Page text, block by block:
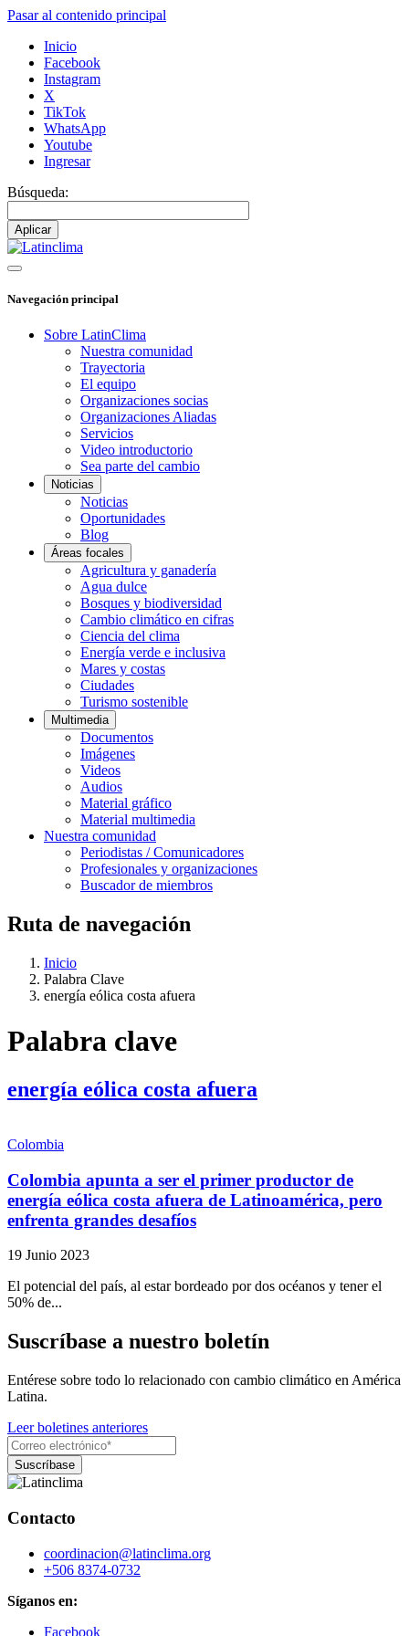
Pasar al contenido principal
Inicio
Facebook
Instagram
X
TikTok
WhatsApp
Youtube
Ingresar
Búsqueda:
Navegación principal
Sobre LatinClima
Nuestra comunidad
Trayectoria
El equipo
Organizaciones socias
Organizaciones Aliadas
Servicios
Video introductorio
Sea parte del cambio
Noticias
Noticias
Oportunidades
Blog
Áreas focales
Agricultura y ganadería
Agua dulce
Bosques y biodiversidad
Cambio climático en cifras
Ciencia del clima
Energía verde e inclusiva
Mares y costas
Ciudades
Turismo sostenible
Multimedia
Documentos
Imágenes
Videos
Audios
Material gráfico
Material multimedia
Nuestra comunidad
Periodistas / Comunicadores
Profesionales y organizaciones
Buscador de miembros
Ruta de navegación
Inicio
Palabra Clave
energía eólica costa afuera
Palabra clave
energía eólica costa afuera
Colombia
Colombia apunta a ser el primer productor de
energía eólica costa afuera de Latinoamérica, pero
enfrenta grandes desafíos
19 Junio 2023
El potencial del país, al estar bordeado por dos océanos y tener el
50% de...
Suscríbase a nuestro boletín
Entérese sobre todo lo relacionado con cambio climático en América
Latina.
Leer boletines anteriores
Contacto
coordinacion@latinclima.org
+506 8374-0732
Síganos en:
Facebook